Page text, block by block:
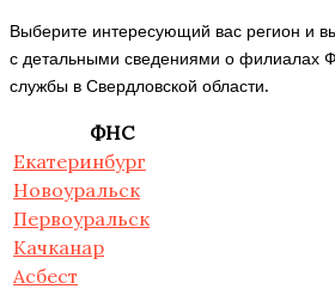
Выберите интересующий вас регион и
с детальными сведениями о филиалах
службы в Свердловской области.
ФНС
Екатеринбург
Новоуральск
Первоуральск
Качканар
Асбест